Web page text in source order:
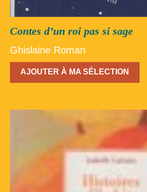
Inscription – club de
Répertoire du fonds de la
Répertoire du fonds de la
Répertoire des
Contes d’un roi pas si sage
Ghislaine Roman
AJOUTER À MA SÉLECTION